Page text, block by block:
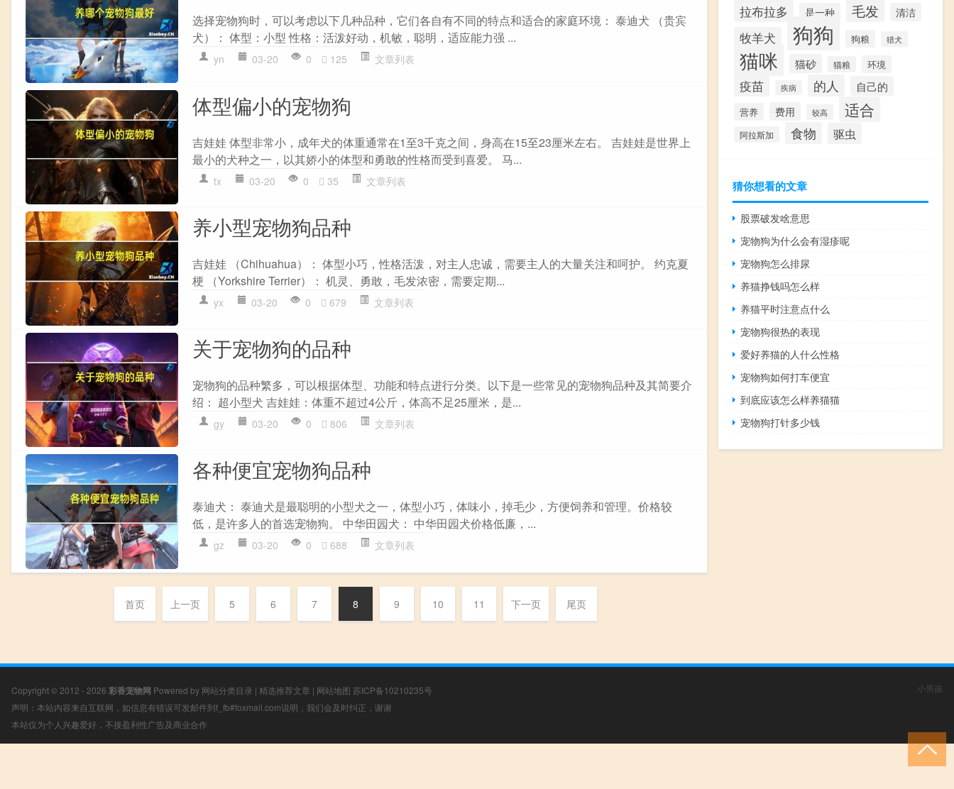
选择宠物狗时，可以考虑以下几种品种，它们各自有不同的特点和适合的家庭环境： 泰迪犬 （贵宾
犬）： 体型：小型 性格：活泼好动，机敏，聪明，适应能力强 ...
yn 03-20 0 125 文章列表
体型偏小的宠物狗
吉娃娃 体型非常小，成年犬的体重通常在1至3千克之间，身高在15至23厘米左右。 吉娃娃是世界上
最小的犬种之一，以其娇小的体型和勇敢的性格而受到喜爱。 马...
tx 03-20 0 35 文章列表
养小型宠物狗品种
吉娃娃 （Chihuahua）： 体型小巧，性格活泼，对主人忠诚，需要主人的大量关注和呵护。 约克夏
梗 （Yorkshire Terrier）： 机灵、勇敢，毛发浓密，需要定期...
yx 03-20 0 679 文章列表
关于宠物狗的品种
宠物狗的品种繁多，可以根据体型、功能和特点进行分类。以下是一些常见的宠物狗品种及其简要介
绍： 超小型犬 吉娃娃：体重不超过4公斤，体高不足25厘米，是...
gy 03-20 0 806 文章列表
各种便宜宠物狗品种
泰迪犬： 泰迪犬是最聪明的小型犬之一，体型小巧，体味小，掉毛少，方便饲养和管理。价格较
低，是许多人的首选宠物狗。 中华田园犬： 中华田园犬价格低廉，...
gz 03-20 0 688 文章列表
首页 上一页 5 6 7 8 9 10 11 下一页 尾页
拉布拉多 是一种 毛发 清洁
牧羊犬 狗狗 狗粮 猎犬
猫咪 猫砂 猫粮 环境
疫苗 疾病 的人 自己的
营养 费用 较高 适合
阿拉斯加 食物 驱虫
猜你想看的文章
股票破发啥意思
宠物狗为什么会有湿疹呢
宠物狗怎么排尿
养猫挣钱吗怎么样
养猫平时注意点什么
宠物狗很热的表现
爱好养猫的人什么性格
宠物狗如何打车便宜
到底应该怎么样养猫猫
宠物狗打针多少钱
Copyright © 2012 - 2026 彩香宠物网 Powered by 网站分类目录 | 精选推荐文章 | 网站地图 苏ICP备10210235号
声明：本站内容来自互联网，如信息有错误可发邮件到f_fb#foxmail.com说明，我们会及时纠正，谢谢
本站仅为个人兴趣爱好，不接盈利性广告及商业合作
小男孩